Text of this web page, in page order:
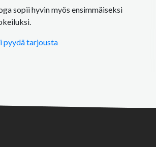
sopii hyvin myös ensimmäiseksi
pyydä tarjousta